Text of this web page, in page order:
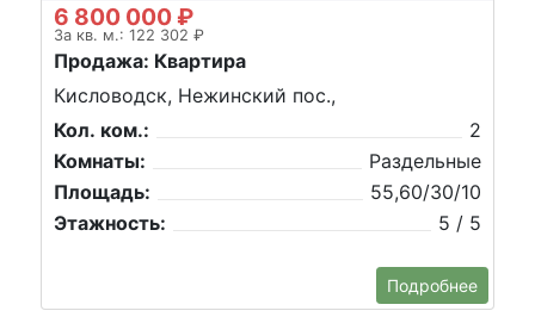
6 800 000 ₽
За кв. м.: 122 302 ₽
Продажа: Квартира
Кисловодск, Нежинский пос.,
Кол. ком.:
2
Комнаты:
Раздельные
Площадь:
55,60/30/10
Этажность:
5 / 5
Подробнее